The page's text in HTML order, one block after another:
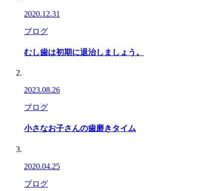
2020.12.31
ブログ
むし歯は初期に退治しましょう。
2023.08.26
ブログ
小さなお子さんの歯磨きタイム
2020.04.25
ブログ